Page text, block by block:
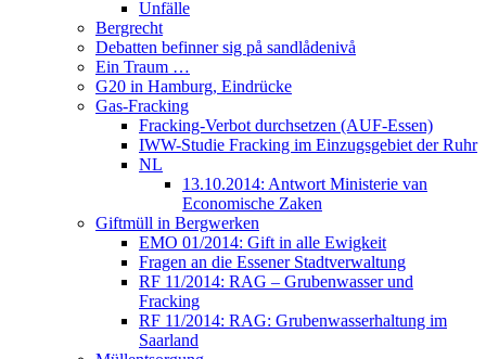
Unfälle
Bergrecht
Debatten befinner sig på sandlådenivå
Ein Traum …
G20 in Hamburg, Eindrücke
Gas-Fracking
Fracking-Verbot durchsetzen (AUF-Essen)
IWW-Studie Fracking im Einzugsgebiet der Ruhr
NL
13.10.2014: Antwort Ministerie van
Economische Zaken
Giftmüll in Bergwerken
EMO 01/2014: Gift in alle Ewigkeit
Fragen an die Essener Stadtverwaltung
RF 11/2014: RAG – Grubenwasser und
Fracking
RF 11/2014: RAG: Grubenwasserhaltung im
Saarland